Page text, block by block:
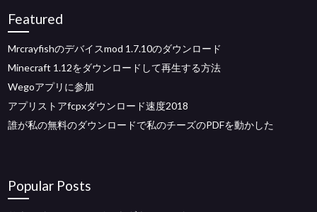
Featured
Mrcrayfishのデバイスmod 1.7.10のダウンロード
Minecraft 1.12をダウンロードして再生する方法
Wegoアプリに参加
アプリストアfcpxダウンロード速度2018
誰が私の無料のダウンロードで私のチーズのPDFを動かした
Popular Posts